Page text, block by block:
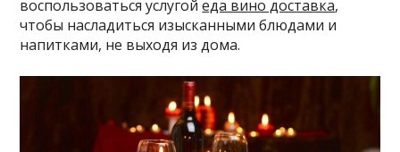
воспользоваться услугойеда вино доставка,
чтобы насладиться изысканными блюдами и
напитками, не выходя из дома.